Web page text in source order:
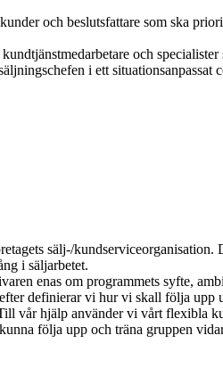
och beslutsfattare som ska
och
i ett situationsanpassat
sälj-/
i säljarbetet.
enas om programmets syfte,
definierar vi hur vi skall följa upp
vår hjälp använder vi vårt flexibla
följa upp och träna gruppen